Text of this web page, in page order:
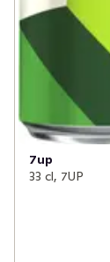
7up
33 cl, 7UP